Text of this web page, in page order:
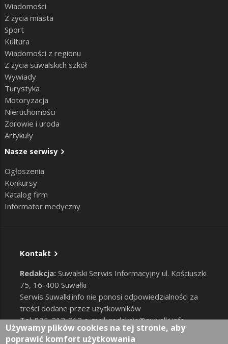
Wiadomości
Z życia miasta
Sport
Kultura
Wiadomości z regionu
Z życia suwalskich szkół
Wywiady
Turystyka
Motoryzacja
Nieruchomości
Zdrowie i uroda
Artykuły
Nasze serwisy
Ogłoszenia
Konkursy
Katalog firm
Informator medyczny
Kontakt
Redakcja: Suwalski Serwis Informacyjny ul. Kościuszki
75, 16-400 Suwałki
Serwis Suwalki.info nie ponosi odpowiedzialności za
treści dodane przez użytkowników
Tel: 885-212-212 e-mail:redakcja@suwalki.info,
reklama@suwalki.info
Używamy plików cookies na tej stronie, aby
poprawić komfort użytkowania